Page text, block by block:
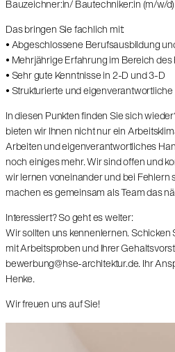
Bauzeichner:in/ Bautechniker:in (m/w/d)
Das bringen Sie fachlich mit:
• Abgeschlossene Berufsausbildung
• Mehrjährige Erfahrung im Bereich
• Sehr gute Kenntnisse in 2-D und 3-D
• Strukturierte und
In diesen Punkten finden Sie sich
bieten wir Ihnen nicht nur ein
Arbeiten und eigenverantwortliches
noch einiges mehr. Wir sind offen und
wir lernen voneinander und bei Fehlern
machen es gemeinsam als Team das
Interessiert? So geht es weiter:
Wir sollten uns kennenlernen. Schicken
mit Arbeitsproben und Ihrer
bewerbung@hse-architektur.de. Ihr
Henke.
Wir freuen uns auf Sie!